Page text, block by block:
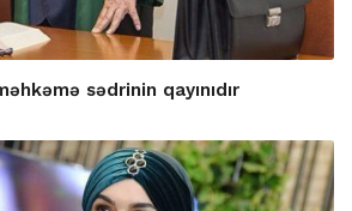
sədrinin qayınıdır